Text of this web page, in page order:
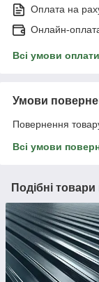
Оплата на
Онлайн-
Всі умови оплати
Умови
Повернення
Всі умови
Подібні товари